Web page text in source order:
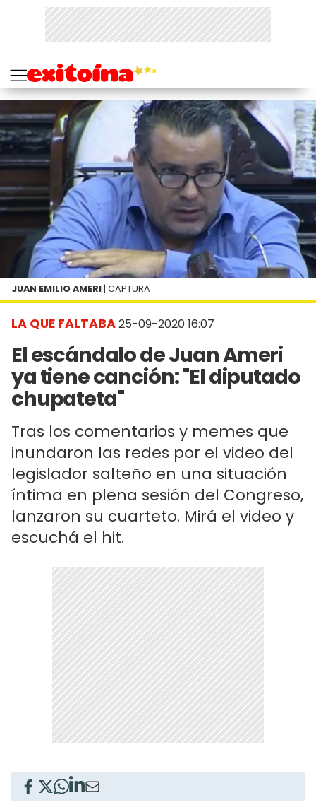
LA QUE FALTABA25-09-2020 16:07
El escándalo de Juan Ameri
ya tiene canción: "El diputado
chupateta"
Tras los comentarios y memes que
inundaron las redes por el video del
legislador salteño en una situación
íntima en plena sesión del Congreso,
lanzaron su cuarteto. Mirá el video y
escuchá el hit.
JUAN EMILIO AMERI | CAPTURA